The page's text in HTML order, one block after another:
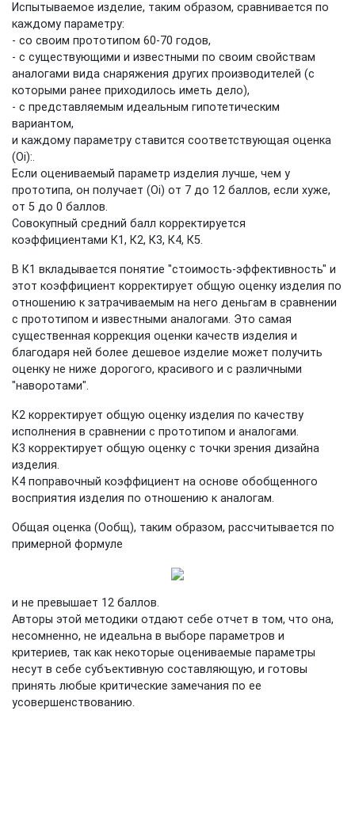
Испытываемое изделие, таким образом, сравнивается по
каждому параметру:
- со своим прототипом 60-70 годов,
- с существующими и известными по своим свойствам
аналогами вида снаряжения других производителей (с
которыми ранее приходилось иметь дело),
- с представляемым идеальным гипотетическим
вариантом,
и каждому параметру ставится соответствующая оценка
(Оi):.
Если оцениваемый параметр изделия лучше, чем у
прототипа, он получает (Оi) от 7 до 12 баллов, если хуже,
от 5 до 0 баллов.
Совокупный средний балл корректируется
коэффициентами К1, К2, К3, К4, К5.
В К1 вкладывается понятие "стоимость-эффективность" и
этот коэффициент корректирует общую оценку изделия по
отношению к затрачиваемым на него деньгам в сравнении
с прототипом и известными аналогами. Это самая
существенная коррекция оценки качеств изделия и
благодаря ней более дешевое изделие может получить
оценку не ниже дорогого, красивого и с различными
"наворотами".
К2 корректирует общую оценку изделия по качеству
исполнения в сравнении с прототипом и аналогами.
К3 корректирует общую оценку с точки зрения дизайна
изделия.
К4 поправочный коэффициент на основе обобщенного
восприятия изделия по отношению к аналогам.
Общая оценка (Ообщ), таким образом, рассчитывается по
примерной формуле
и не превышает 12 баллов.
Авторы этой методики отдают себе отчет в том, что она,
несомненно, не идеальна в выборе параметров и
критериев, так как некоторые оцениваемые параметры
несут в себе субъективную составляющую, и готовы
принять любые критические замечания по ее
усовершенствованию.